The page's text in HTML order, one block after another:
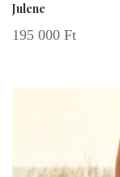
Julene
195 000 Ft